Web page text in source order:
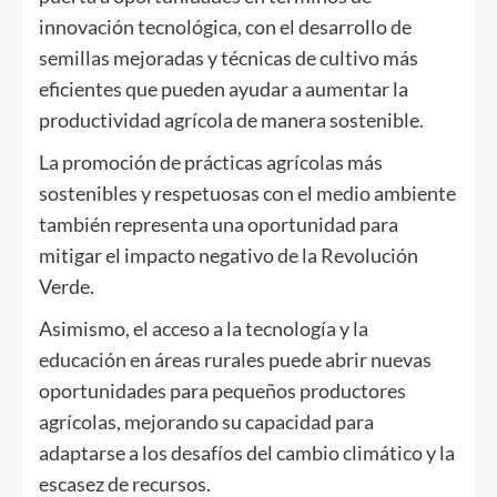
innovación tecnológica, con el desarrollo de
semillas mejoradas y técnicas de cultivo más
eficientes que pueden ayudar a aumentar la
productividad agrícola de manera sostenible.
La promoción de prácticas agrícolas más
sostenibles y respetuosas con el medio ambiente
también representa una oportunidad para
mitigar el impacto negativo de la Revolución
Verde.
Asimismo, el acceso a la tecnología y la
educación en áreas rurales puede abrir nuevas
oportunidades para pequeños productores
agrícolas, mejorando su capacidad para
adaptarse a los desafíos del cambio climático y la
escasez de recursos.